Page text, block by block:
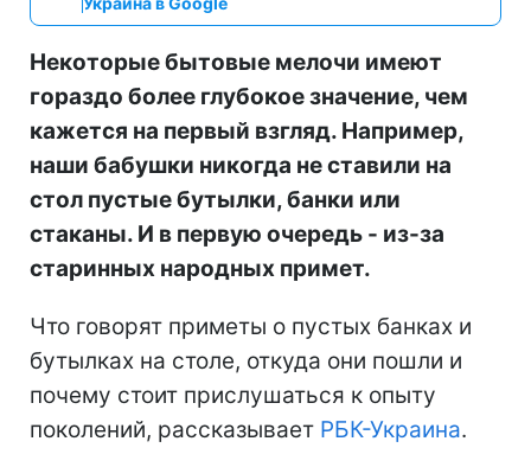
Некоторые бытовые мелочи имеют
гораздо более глубокое значение, чем
кажется на первый взгляд. Например,
наши бабушки никогда не ставили на
стол пустые бутылки, банки или
стаканы. И в первую очередь - из-за
старинных народных примет.
Что говорят приметы о пустых банках и
бутылках на столе, откуда они пошли и
почему стоит прислушаться к опыту
поколений, рассказывает РБК-Украина.